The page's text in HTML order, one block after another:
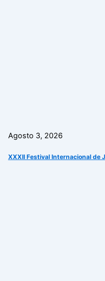
Agosto 3, 2026
XXXII Festival Internacional de